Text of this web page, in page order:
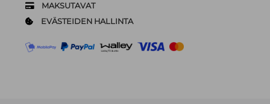
MAKSUTAVAT
EVÄSTEIDEN HALLINTA